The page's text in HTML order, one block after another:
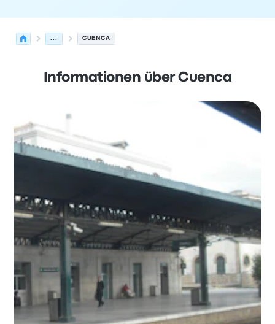
... CUENCA
Informationen über Cuenca